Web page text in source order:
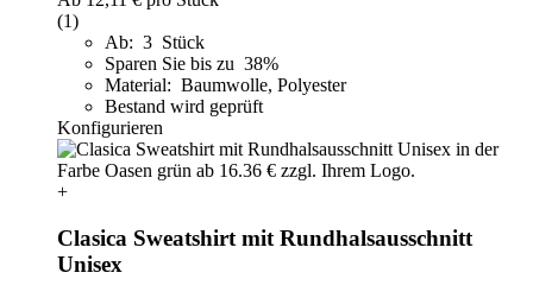
(1)
Ab: 3 Stück
Sparen Sie bis zu 38%
Material: Baumwolle, Polyester
Bestand wird geprüft
Konfigurieren
+
Clasica Sweatshirt mit Rundhalsausschnitt
Unisex